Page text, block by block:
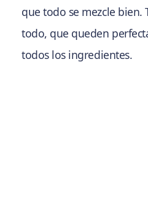
que todo se mezcle bien.
todo, que queden
todos los ingredientes.